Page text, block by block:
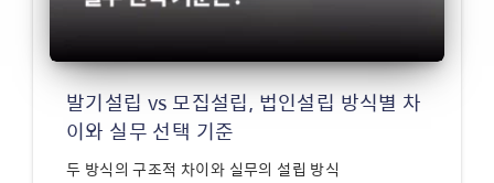
발기설립 vs 모집설립, 법인설립 방식별 차
이와 실무 선택 기준
두 방식의 구조적 차이와 실무의 설립 방식